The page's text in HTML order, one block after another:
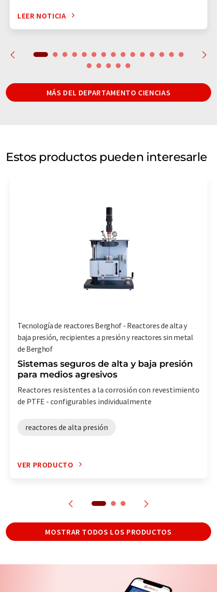
LEER NOTICIA
MÁS DEL DEPARTAMENTO CIENCIAS
Estos productos pueden interesarle
Tecnología de reactores Berghof - Reactores de alta y
baja presión, recipientes a presión y reactores sin metal
de Berghof
Sistemas seguros de alta y baja presión
para medios agresivos
Reactores resistentes a la corrosión con revestimiento
de PTFE - configurables individualmente
reactores de alta presión
VER PRODUCTO
MOSTRAR TODOS LOS PRODUCTOS